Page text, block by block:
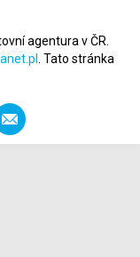
agentura v ČR.
. Tato stránka
Napište
nám